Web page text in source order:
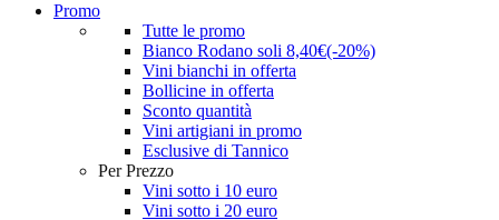
Promo
Tutte le promo
Bianco Rodano soli 8,40€(-20%)
Vini bianchi in offerta
Bollicine in offerta
Sconto quantità
Vini artigiani in promo
Esclusive di Tannico
Per Prezzo
Vini sotto i 10 euro
Vini sotto i 20 euro